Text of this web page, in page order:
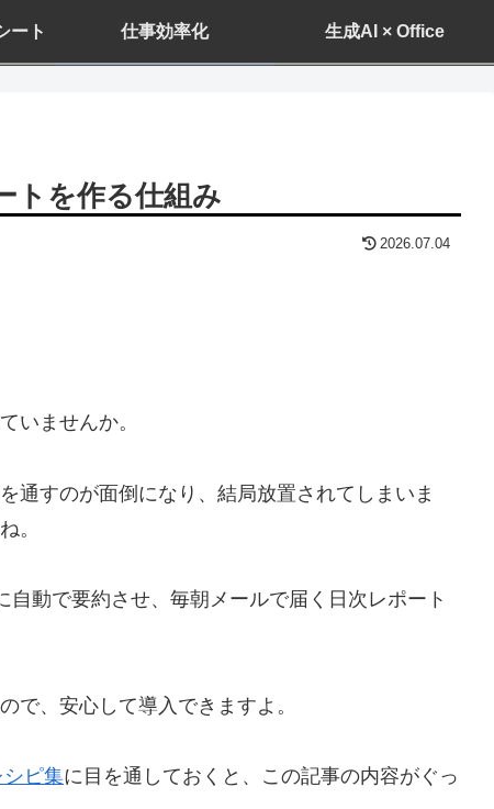
ート 仕事効率化 生成AI × Office
トを作る仕組み
2026.07.04
いませんか。
通すのが面倒になり、結局放置されてしまいま
。
動で要約させ、毎朝メールで届く日次レポート
で、安心して導入できますよ。
シピ集に目を通しておくと、この記事の内容がぐっ